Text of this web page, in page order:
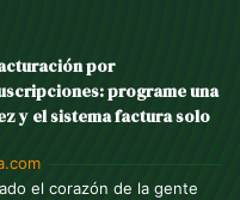
por
programe una
y el sistema factura solo
el corazón de la gente